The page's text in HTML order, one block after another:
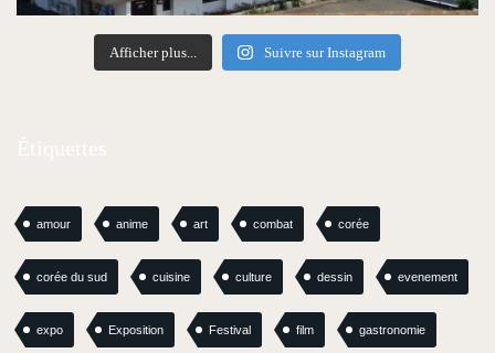
Afficher plus... Suivre sur Instagram
amour anime art combat corée
corée du sud cuisine culture dessin evenement
expo Exposition Festival film gastronomie